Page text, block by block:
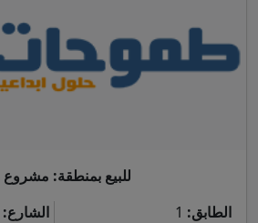
للبيع بمنطقة: مشروع
الشارع:
الطابق: